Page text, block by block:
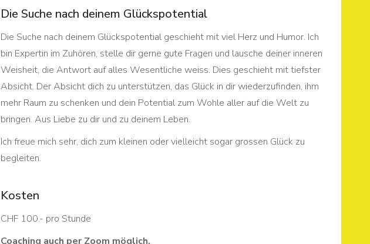
Die Suche nach deinem Glückspotential
Die Suche nach deinem Glückspotential geschieht mit viel Herz und Humor. Ich
bin Expertin im Zuhören, stelle dir gerne gute Fragen und lausche deiner inneren
Weisheit, die Antwort auf alles Wesentliche weiss. Dies geschieht mit tiefster
Absicht. Der Absicht dich zu unterstützen, das Glück in dir wiederzufinden, ihm
mehr Raum zu schenken und dein Potential zum Wohle aller auf die Welt zu
bringen. Aus Liebe zu dir und zu deinem Leben.
Ich freue mich sehr, dich zum kleinen oder vielleicht sogar grossen Glück zu
begleiten.
Kosten
CHF 100.- pro Stunde
Coaching auch per Zoom möglich.